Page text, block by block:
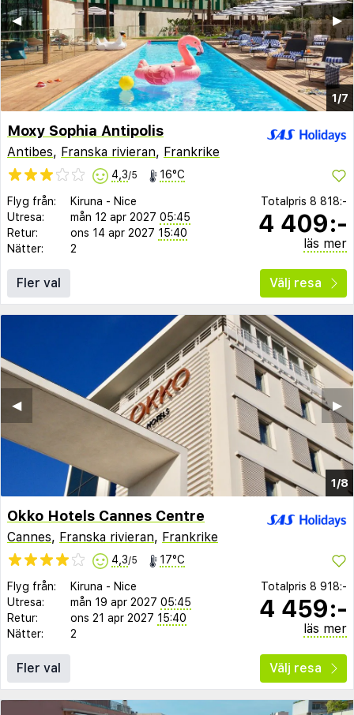
1/7
▶︎
◀︎
Moxy Sophia Antipolis
Antibes, Franska rivieran, Frankrike
4,3/5 16°C
Flyg från: Kiruna - Nice
Utresa:
mån 12 apr 2027 05:45
Retur:
ons 14 apr 2027 15:40
Nätter:
2
Totalpris 8 818:-
4 409:-
läs mer
Fler val Välj resa
1/8
▶︎
◀︎
Okko Hotels Cannes Centre
Cannes, Franska rivieran, Frankrike
4,3/5 17°C
Flyg från: Kiruna - Nice
Utresa:
mån 19 apr 2027 05:45
Retur:
ons 21 apr 2027 15:40
Nätter:
2
Totalpris 8 918:-
4 459:-
läs mer
Fler val Välj resa